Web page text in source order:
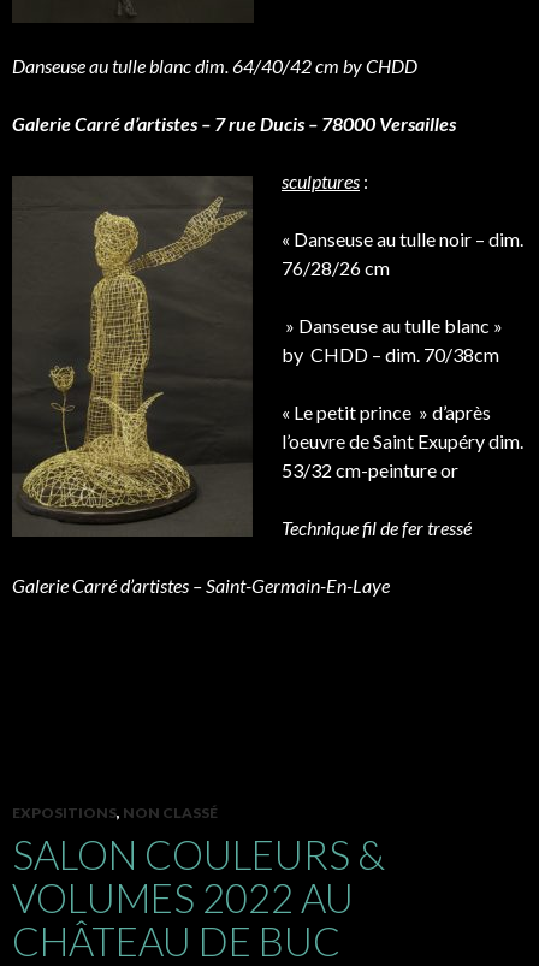
Danseuse au tulle blanc dim. 64/40/42 cm by CHDD
Galerie Carré d’artistes – 7 rue Ducis – 78000 Versailles
sculptures :
« Danseuse au tulle noir – dim.
76/28/26 cm
» Danseuse au tulle blanc »
by CHDD – dim. 70/38cm
« Le petit prince » d’après
l’oeuvre de Saint Exupéry dim.
53/32 cm-peinture or
Technique fil de fer tressé
Galerie Carré d’artistes – Saint-Germain-En-Laye
EXPOSITIONS, NON CLASSÉ
SALON COULEURS &
VOLUMES 2022 AU
CHÂTEAU DE BUC